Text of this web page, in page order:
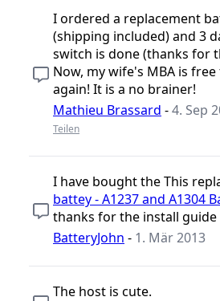
I ordered a replacement
(shipping included) and 3
switch is done (thanks for
Now, my wife's MBA is
again! It is a no brainer!
Mathieu Brassard -4. Sep
Teilen
I have bought the This
battey - A1237 and A1304
thanks for the install guide
BatteryJohn - 1. Mär 2013
The host is cute.